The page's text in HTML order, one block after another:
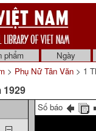
phẩm
Ngày
> Phụ Nữ Tân Văn > 1
1929
Số báo